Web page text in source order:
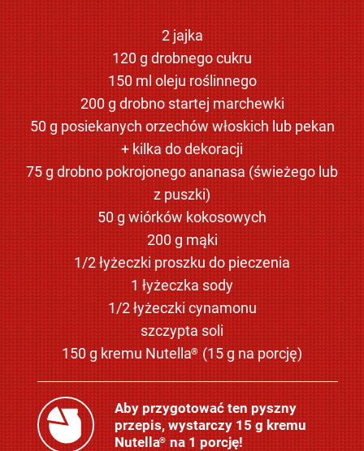
2 jajka
120 g drobnego cukru
150 ml oleju roślinnego
200 g drobno startej marchewki
50 g posiekanych orzechów włoskich lub pekan
+ kilka do dekoracji
75 g drobno pokrojonego ananasa (świeżego lub
z puszki)
50 g wiórków kokosowych
200 g mąki
1/2 łyżeczki proszku do pieczenia
1 łyżeczka sody
1/2 łyżeczki cynamonu
szczypta soli
150 g kremu Nutella®(15 g na porcję)
Aby przygotować ten pyszny
przepis, wystarczy 15 g kremu
Nutella® na 1 porcję!